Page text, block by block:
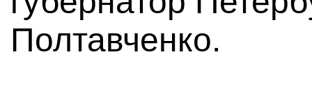
Полтавченко.